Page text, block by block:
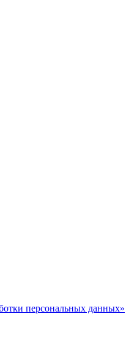
персональных данных»